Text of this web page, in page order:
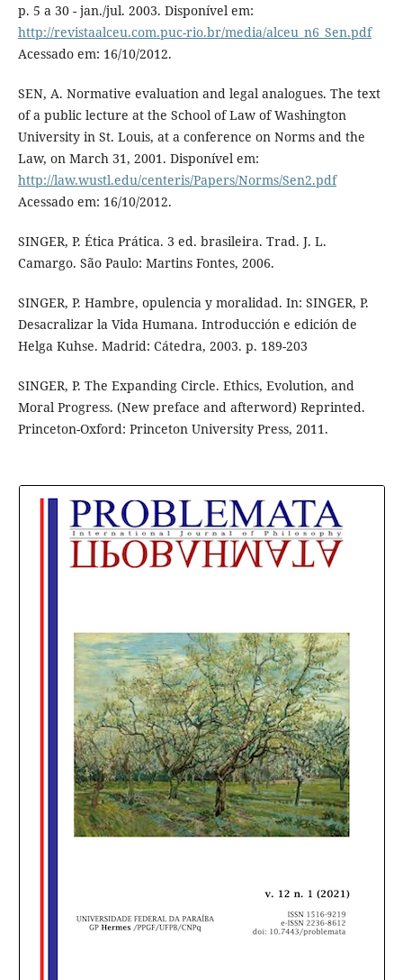
p. 5 a 30 - jan./jul. 2003. Disponível em:
http://revistaalceu.com.puc-rio.br/media/alceu_n6_Sen.pdf
Acessado em: 16/10/2012.
SEN, A. Normative evaluation and legal analogues. The text
of a public lecture at the School of Law of Washington
University in St. Louis, at a conference on Norms and the
Law, on March 31, 2001. Disponível em:
http://law.wustl.edu/centeris/Papers/Norms/Sen2.pdf
Acessado em: 16/10/2012.
SINGER, P. Ética Prática. 3 ed. brasileira. Trad. J. L.
Camargo. São Paulo: Martins Fontes, 2006.
SINGER, P. Hambre, opulencia y moralidad. In: SINGER, P.
Desacralizar la Vida Humana. Introducción e edición de
Helga Kuhse. Madrid: Cátedra, 2003. p. 189-203
SINGER, P. The Expanding Circle. Ethics, Evolution, and
Moral Progress. (New preface and afterword) Reprinted.
Princeton-Oxford: Princeton University Press, 2011.